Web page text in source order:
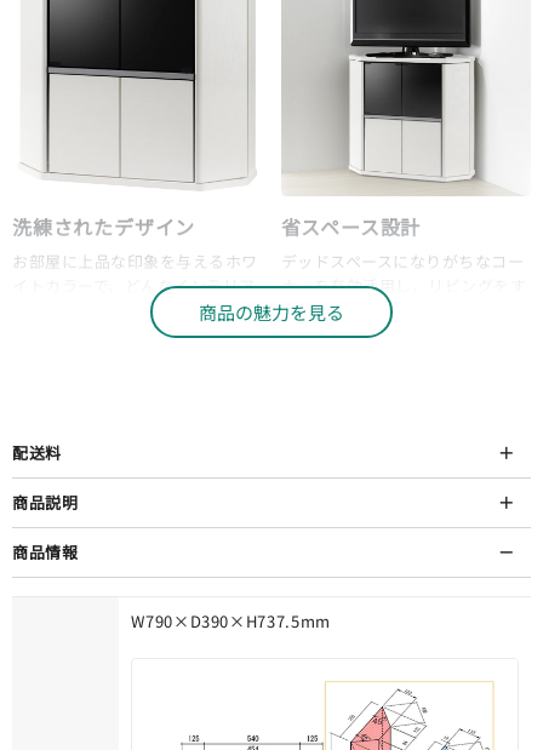
洗練されたデザイン
お部屋に上品な印象を与えるホワ
イトカラーで、どんなインテリア
にも自然に溶け込みます。
省スペース設計
デッドスペースになりがちなコー
ナーを有効活用し、リビングをす
っきりとした印象に。
商品の魅力を見る
配送料
商品説明
商品情報
W790×D390×H737.5mm